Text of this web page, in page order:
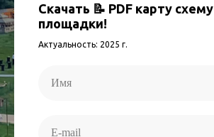
Скачать 📝 PDF карту схему
площадки!
Актуальность: 2025 г.